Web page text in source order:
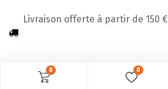
0 0
Livraison offerte à partir de 150 €